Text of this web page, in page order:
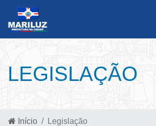
LEGISLAÇÃO
Início Legislação